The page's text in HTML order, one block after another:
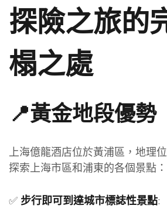
探險之旅的
榻之處
📍黃金地段優勢
上海億龍酒店位於黃浦區，地理
探索上海市區和浦東的各個景點：
✅ 步行即可到達城市標誌性景點: